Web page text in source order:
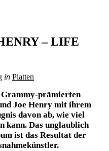
– LIFE
in Platten
Grammy-prämierten
Joe Henry mit ihrem
davon ab, wie viel
kann. Das unglaublich
ist das Resultat der